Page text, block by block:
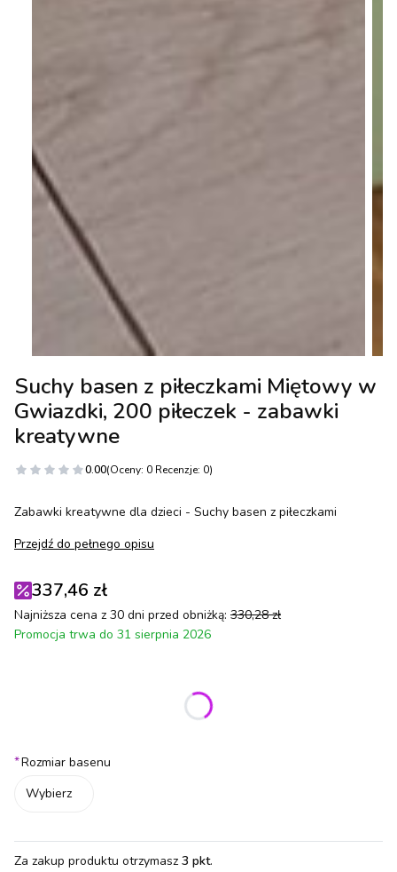
Suchy basen z piłeczkami Miętowy w
Gwiazdki, 200 piłeczek - zabawki
kreatywne
0.00(Oceny: 0 Recenzje: 0)
Zabawki kreatywne dla dzieci - Suchy basen z piłeczkami
Przejdź do pełnego opisu
337,46 zł
Najniższa cena z 30 dni przed obniżką: 330,28 zł
Promocja trwa do 31 sierpnia 2026
Poszczególne warianty mogą różnić się ceną
*Rozmiar basenu
Wybierz
Za zakup produktu otrzymasz 3 pkt.